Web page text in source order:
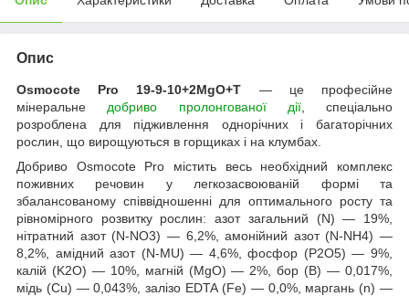
Опис
Osmocote Pro 19-9-10+2MgO+T — це професійне
мінеральне добриво пролонгованої дії, спеціально
розроблена для підживлення однорічних і багаторічних
рослин, що вирощуються в горщиках і на клумбах.
Добриво Osmocote Pro містить весь необхідний комплекс
поживних речовин у легкозасвоюваній формі та
збалансованому співвідношенні для оптимального росту та
рівномірного розвитку рослин: азот загальний (N) — 19%,
нітратний азот (N-NO3) — 6,2%, амонійний азот (N-NH4) —
8,2%, амідний азот (N-MU) — 4,6%, фосфор (P2O5) — 9%,
калій (K2O) — 10%, магній (MgO) — 2%, бор (В) — 0,017%,
мідь (Cu) — 0,043%, залізо EDTA (Fe) — 0,0%, маргань (n) —